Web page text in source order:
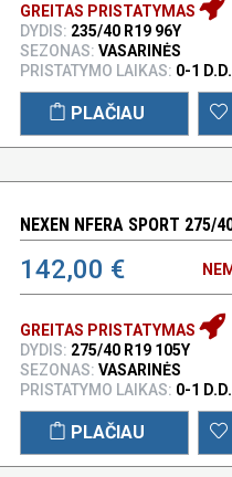
GREITAS PRISTATYMAS
DYDIS: 235/40 R19 96Y
SEZONAS: VASARINĖS
PRISTATYMO LAIKAS: 0-1 D.D.
PLAČIAU
NEXEN NFERA SPORT 275/
142,00 €
GREITAS PRISTATYMAS
DYDIS: 275/40 R19 105Y
SEZONAS: VASARINĖS
PRISTATYMO LAIKAS: 0-1 D.D.
PLAČIAU